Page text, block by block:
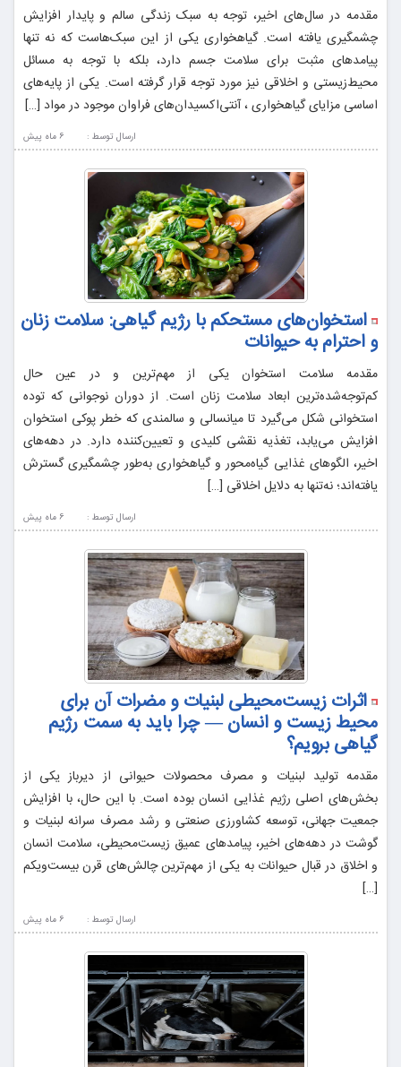
مقدمه در سال‌های اخیر، توجه به سبک زندگی سالم و پایدار افزایش
چشمگیری یافته است. گیاهخواری یکی از این سبک‌هاست که نه تنها
پیامدهای مثبت برای سلامت جسم دارد، بلکه با توجه به مسائل
محیط‌زیستی و اخلاقی نیز مورد توجه قرار گرفته است. یکی از پایه‌های
اساسی مزایای گیاهخواری ، آنتی‌اکسیدان‌های فراوان موجود در مواد […]
6 ماه پيش ارسال توسط :
استخوان‌های مستحکم با رژیم گیاهی: سلامت زنان
و احترام به حیوانات
مقدمه سلامت استخوان یکی از مهم‌ترین و در عین حال
کم‌توجه‌شده‌ترین ابعاد سلامت زنان است. از دوران نوجوانی که توده
استخوانی شکل می‌گیرد تا میانسالی و سالمندی که خطر پوکی استخوان
افزایش می‌یابد، تغذیه نقشی کلیدی و تعیین‌کننده دارد. در دهه‌های
اخیر، الگوهای غذایی گیاه‌محور و گیاهخواری به‌طور چشمگیری گسترش
یافته‌اند؛ نه‌تنها به دلایل اخلاقی […]
6 ماه پيش ارسال توسط :
اثرات زیست‌محیطی لبنیات و مضرات آن برای
محیط زیست و انسان — چرا باید به سمت رژیم
گیاهی برویم؟
مقدمه تولید لبنیات و مصرف محصولات حیوانی از دیرباز یکی از
بخش‌های اصلی رژیم غذایی انسان بوده است. با این حال، با افزایش
جمعیت جهانی، توسعه کشاورزی صنعتی و رشد مصرف سرانه لبنیات و
گوشت در دهه‌های اخیر، پیامدهای عمیق زیست‌محیطی، سلامت انسان
و اخلاق در قبال حیوانات به یکی از مهم‌ترین چالش‌های قرن بیست‌ویکم
[…]
6 ماه پيش ارسال توسط :